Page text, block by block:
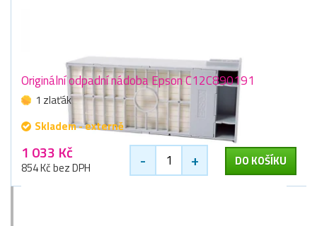
Originální odpadní nádoba Epson C12C890191
1 zlaťák
Skladem - externě
1 033 Kč
854 Kč bez DPH - + DO KOŠÍKU